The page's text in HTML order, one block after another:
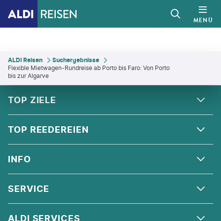
MENÜ
ALDI Reisen
Suchergebnisse
Flexible Mietwagen-Rundreise ab Porto bis Faro: Von Porto
bis zur Algarve
TOP ZIELE
ALPEN
ANDALUSIEN
ORIENT
NORDSEE
TOP REEDEREIEN
COSTA KREUZFAHRTEN
MSC CRUISES
HOLLAND AMERICA LINE
INFO
ÜBER UNS
QUALITÄT
SERVICE
KONTAKT
ALDI SERVICES